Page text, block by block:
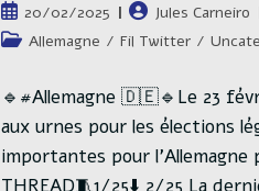
Publication
publiée :
20/02/2025
Auteur/autrice
de
Jules Carneiro
PostAllemagne / Fil Twitter /
🔹#Allemagne 🇩🇪🔹Le 23
aux urnes pour les élections
importantes pour l’Allemagne